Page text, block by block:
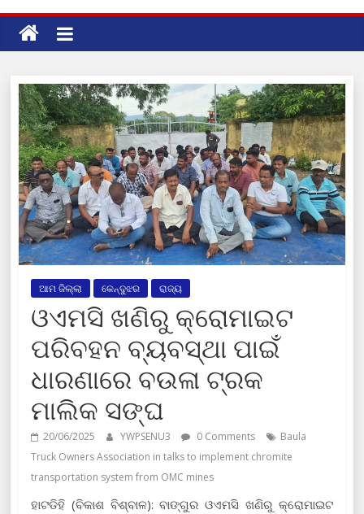
ଆମ ଜିଲ୍ଲା କେନ୍ଦୁଝର ରାଜ୍ୟ
ଓଏମସି ଖଣିରୁ କ୍ରୋମାଇଟ
ପରିବହନ ବ୍ୟବସ୍ଥା ପାଇଁ
ଧାରଣାରେ ବଉଳା ଟ୍ରକ
ମାଲିକ ସଙ୍ଘ
20/06/2025 YWPSENU3 0 Comments
Baula
Truck Owners Association in talks to implement chromite
transportation system from OMC mines
ହାଟଡିହି (ବିକାଶ ବିଶ୍ବାଳ): ବାଙ୍ଗୁର ଓଏମସି ଖଣିରୁ କ୍ରୋମାଇଟ